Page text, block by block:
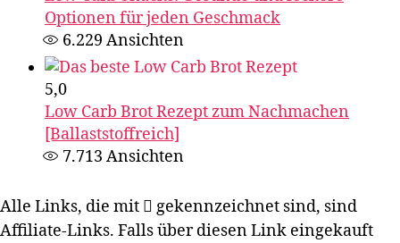
Optionen für jeden Geschmack‍
6.229 Ansichten
5,0
Low Carb Brot Rezept zum Nachmachen
[Ballaststoffreich]
7.713 Ansichten
Alle Links, die mit
gekennzeichnet sind, sind
Affiliate-Links. Falls über diesen Link eingekauft